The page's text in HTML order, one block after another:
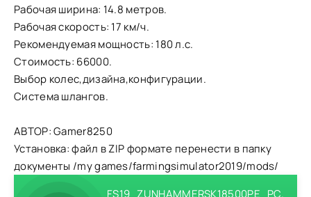
Рабочая ширина: 14.8 метров.
Рабочая скорость: 17 км/ч.
Рекомендуемая мощность: 180 л.с.
Стоимость: 66000.
Выбор колес,дизайна,конфигурации.
Система шлангов.
АВТОР: Gamer8250
Установка: файл в ZIP формате перенести в папку
документы /my games/farmingsimulator2019/mods/
FS19_ZUNHAMMERSK18500PE_PC.